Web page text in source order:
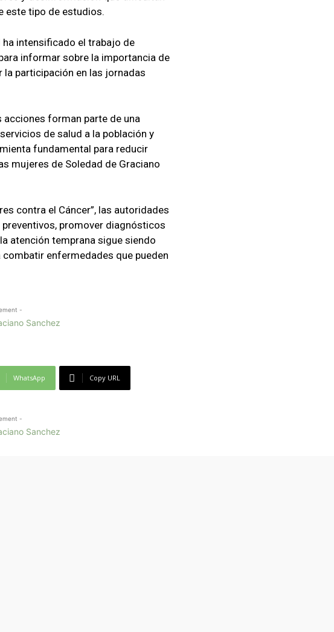
este tipo de estudios.
intensificado el trabajo de
informar sobre la importancia de
la participación en las jornadas
forman parte de una
de salud a la población y
fundamental para reducir
mujeres de Soledad de Graciano
contra el Cáncer”, las autoridades
promover diagnósticos
atención temprana sigue siendo
enfermedades que pueden
-
WhatsApp Copy URL
-